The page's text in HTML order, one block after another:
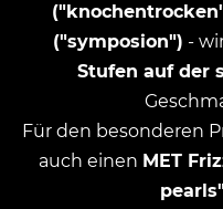
("symposion") -
Stufen auf der
Für den besonderen
auch einen MET